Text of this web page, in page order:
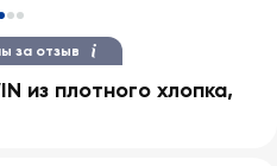
за отзыв
из плотного хлопка,